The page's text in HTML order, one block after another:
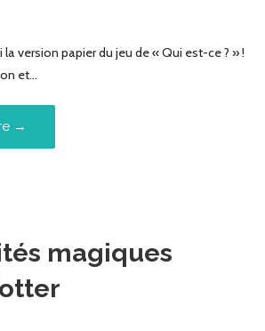
la version papier du jeu de « Qui est-ce ? » !
et…
→
magiques